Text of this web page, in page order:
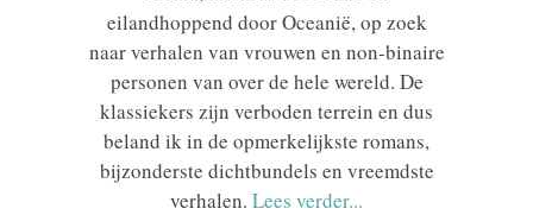
eilandhoppend door Oceanië, op zoek
naar verhalen van vrouwen en non-binaire
personen van over de hele wereld. De
klassiekers zijn verboden terrein en dus
beland ik in de opmerkelijkste romans,
bijzonderste dichtbundels en vreemdste
verhalen. Lees verder...